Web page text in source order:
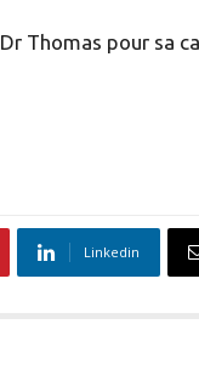
Thomas pour sa
Linkedin